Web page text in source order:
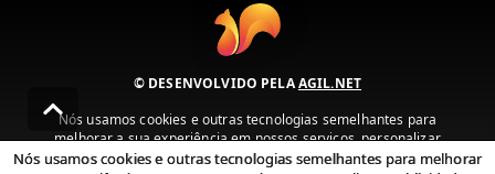
© DESENVOLVIDO PELAAGIL.NET
Nós usamos cookies e outras tecnologias semelhantes para
melhorar a sua experiência em nossos serviços, personalizar
publicidade e recomendar conteúdo de seu interesse. Ao utilizar
Nós usamos cookies e outras tecnologias semelhantes para melhorar